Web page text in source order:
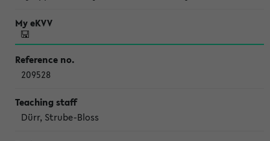
209528
Dürr, Strube-Bloss